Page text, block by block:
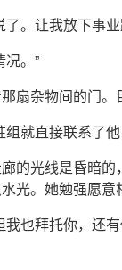
了。让我放下事
况。”
扇杂物间的门。
组就直接联系了
的光线是昏暗
光。她勉强愿意
也拜托你，还